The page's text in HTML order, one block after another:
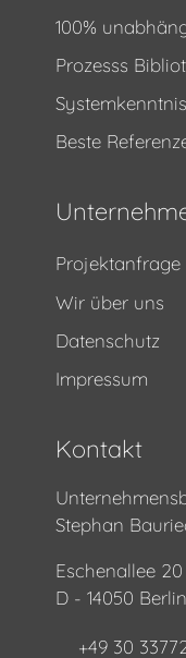
100%
Prozesss
Beste
Projektanfrage
Wir über uns
Datenschutz
Impressum
Kontakt
Stephan
Eschenallee 20
D - 14050 Berlin
+49 30